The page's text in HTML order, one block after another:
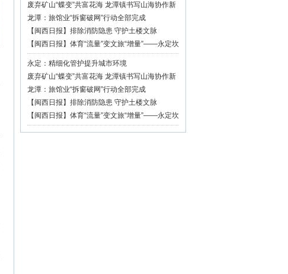
废弃矿山“蝶变”共富花海 龙潭镇书写山海协作新
篇章
龙潭：旅馆业“拆窗破网”行动全部完成
【闽西日报】排除消防隐患 守护土楼文脉
【闽西日报】体育“流量”变文旅“增量”——永定坎
永定：精细化管护提升城市环境
废弃矿山“蝶变”共富花海 龙潭镇书写山海协作新
篇章
龙潭：旅馆业“拆窗破网”行动全部完成
【闽西日报】排除消防隐患 守护土楼文脉
【闽西日报】体育“流量”变文旅“增量”——永定坎